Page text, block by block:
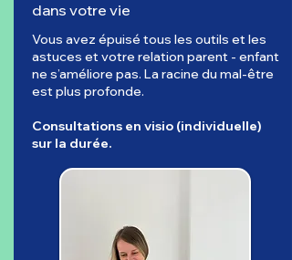
dans votre vie
Vous avez épuisé tous les outils et les
astuces et votre relation parent - enfant
ne s’améliore pas. La racine du mal-être
est plus profonde.
Consultations en visio (individuelle)
sur la durée.